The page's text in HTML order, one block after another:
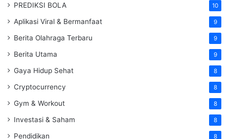
PREDIKSI BOLA 10
Aplikasi Viral & Bermanfaat 9
Berita Olahraga Terbaru 9
Berita Utama 9
Gaya Hidup Sehat 8
Cryptocurrency 8
Gym & Workout 8
Investasi & Saham 8
Pendidikan 8